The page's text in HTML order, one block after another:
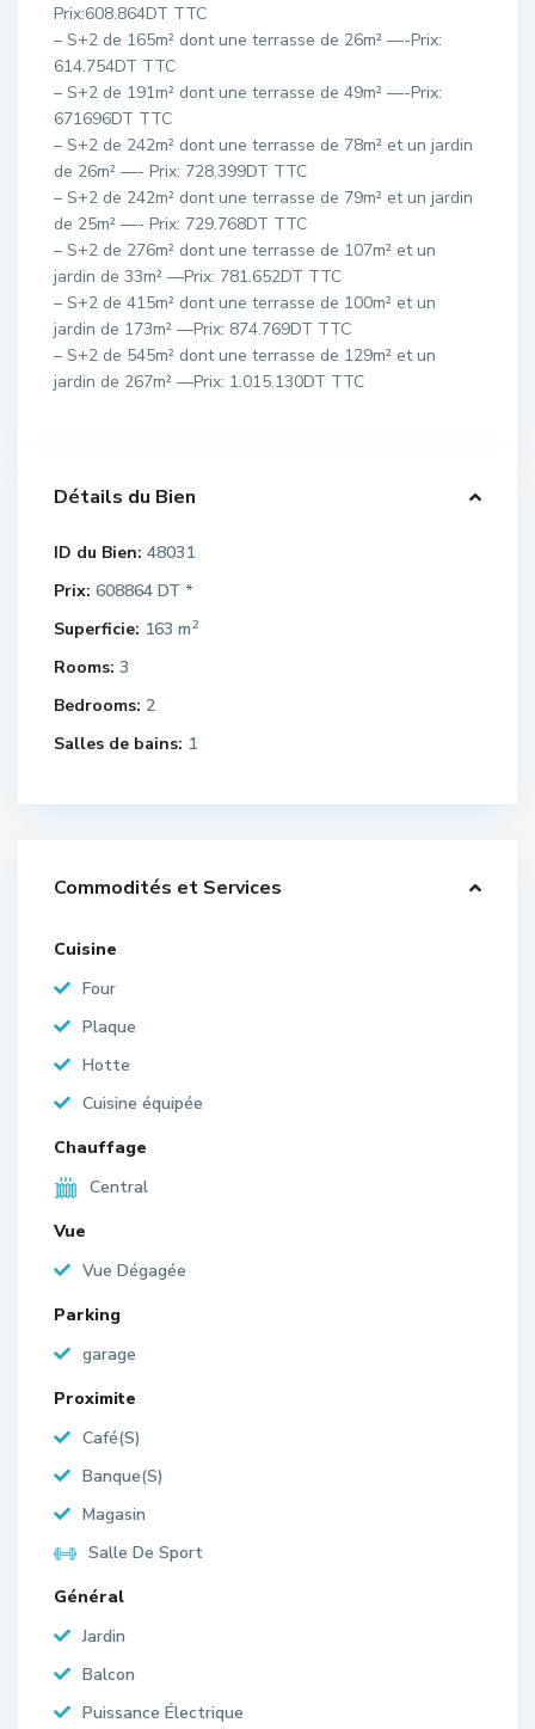
Prix:608.864DT TTC
– S+2 de 165m² dont une terrasse de 26m² —-Prix:
614.754DT TTC
– S+2 de 191m² dont une terrasse de 49m² —-Prix:
671696DT TTC
– S+2 de 242m² dont une terrasse de 78m² et un jardin
de 26m² —- Prix: 728.399DT TTC
– S+2 de 242m² dont une terrasse de 79m² et un jardin
de 25m² —- Prix: 729.768DT TTC
– S+2 de 276m² dont une terrasse de 107m² et un
jardin de 33m² —Prix: 781.652DT TTC
– S+2 de 415m² dont une terrasse de 100m² et un
jardin de 173m² —Prix: 874.769DT TTC
– S+2 de 545m² dont une terrasse de 129m² et un
jardin de 267m² —Prix: 1.015.130DT TTC
Détails du Bien
ID du Bien: 48031
Prix: 608864 DT *
Superficie: 163 m2
Rooms: 3
Bedrooms: 2
Salles de bains: 1
Commodités et Services
Cuisine
Four
Plaque
Hotte
Cuisine équipée
Chauffage
Central
Vue
Vue Dégagée
Parking
garage
Proximite
Café(S)
Banque(S)
Magasin
Salle De Sport
Général
Jardin
Balcon
Puissance Électrique